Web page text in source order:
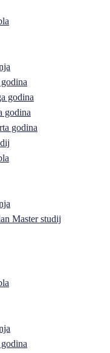
godina
godina
godina
Master studij